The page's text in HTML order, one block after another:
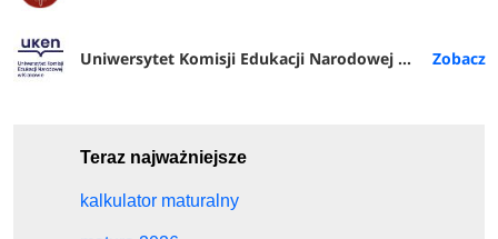
Uniwersytet Komisji Edukacji Narodowej w Krakowie
Teraz najważniejsze
kalkulator maturalny